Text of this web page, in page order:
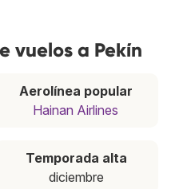
vuelos a Pekín
Aerolínea popular
Hainan Airlines
Temporada alta
diciembre